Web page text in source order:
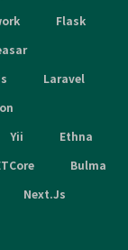
Flask
Laravel
Yii
Ethna
Bulma
Next.Js